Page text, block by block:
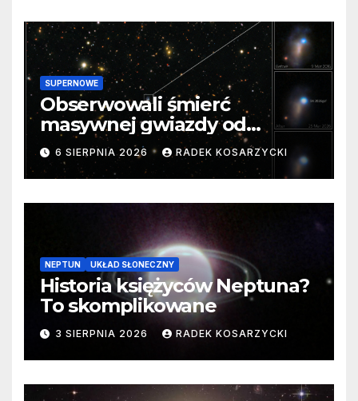
SUPERNOWE
Obserwowali śmierć
masywnej gwiazdy od
samego początku. Niezwykle
cenne dane
6 SIERPNIA 2026 RADEK KOSARZYCKI
NEPTUN UKŁAD SŁONECZNY
Historia księżyców Neptuna?
To skomplikowane
3 SIERPNIA 2026 RADEK KOSARZYCKI